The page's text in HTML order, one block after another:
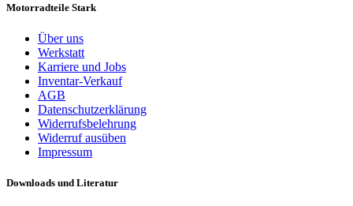
Motorradteile Stark
Über uns
Werkstatt
Karriere und Jobs
Inventar-Verkauf
AGB
Datenschutzerklärung
Widerrufsbelehrung
Widerruf ausüben
Impressum
Downloads und Literatur